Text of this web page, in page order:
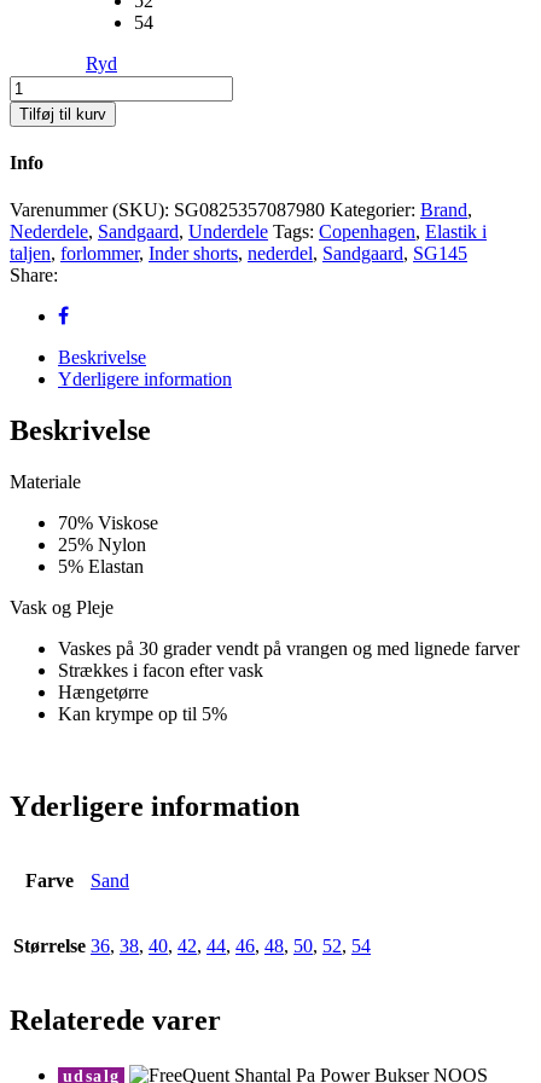
54
Ryd
SG145-
F
Copenhagen
Antal
Tilføj til kurv
Info
Varenummer (SKU): SG0825357087980 Kategorier: Brand,
Nederdele, Sandgaard, Underdele Tags: Copenhagen, Elastik i
taljen, forlommer, Inder shorts, nederdel, Sandgaard, SG145
Share:
Beskrivelse
Yderligere information
Beskrivelse
Materiale
70% Viskose
25% Nylon
5% Elastan
Vask og Pleje
Vaskes på 30 grader vendt på vrangen og med lignede farver
Strækkes i facon efter vask
Hængetørre
Kan krympe op til 5%
Yderligere information
Farve Sand
Størrelse 36, 38, 40, 42, 44, 46, 48, 50, 52, 54
Relaterede varer
udsalg